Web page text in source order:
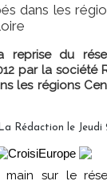
dans les
reprise du
par la société
les régions
La Rédaction le Jeudi